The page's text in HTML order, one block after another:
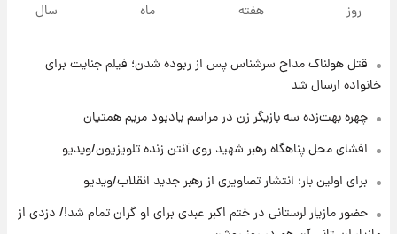
آلزایمر و زوال عقل افزایش می‌یابد؟
۱۱ ساعت پیش
۱۲ ساعت پیش
مرداد ۱۴۰۵ +جدول
۱۲ ساعت پیش
روز هفته ماه سال
قتل هولناک مداح سرشناس پس از ربوده شدن؛ فیلم جنایت برای
خانواده ارسال شد
چهره بهت‌زده سه بازیگر زن در مراسم یادبود مریم همتیان
افشای محل پناهگاه‌ رهبر شهید روی آنتن زنده تلویزیون/ویدیو
برای اولین بار؛ انتشار تصاویری از رهبر جدید انقلاب/ویدیو
حضور مازیار لرستانی در ختم اکبر عبدی برای او گران تمام شد!/ دزدی از